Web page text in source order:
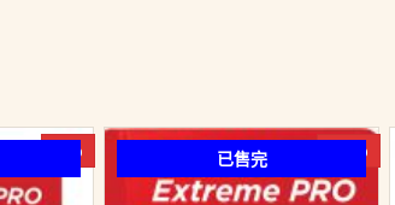
-8% 已售完 -15%